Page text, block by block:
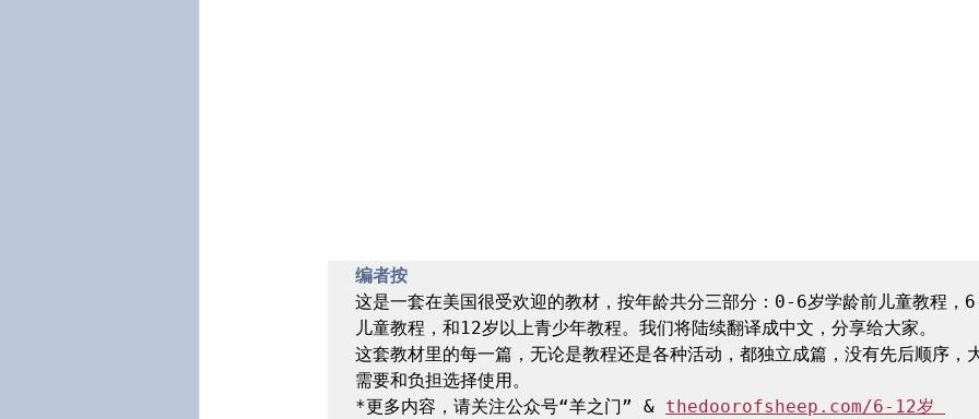
编者按
这是一套在美国很受欢迎的教材，按年龄共分三部分：0-6岁学龄前儿童教程，
儿童教程，和12岁以上青少年教程。我们将陆续翻译成中文，分享给大家。
这套教材里的每一篇，无论是教程还是各种活动，都独立成篇，没有先后顺序，
需要和负担选择使用。
*更多内容，请关注公众号“羊之门” & thedoorofsheep.com/6-12岁